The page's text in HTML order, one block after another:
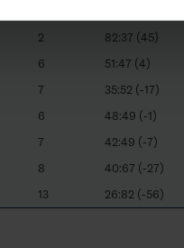
2 82:37 (45)
6 51:47 (4)
7 35:52 (-17)
6 48:49 (-1)
7 42:49 (-7)
8 40:67 (-27)
13 26:82 (-56)